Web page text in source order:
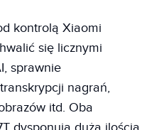
kontrolą Xiaomi
się licznymi
sprawnie
nagrań,
itd. Oba